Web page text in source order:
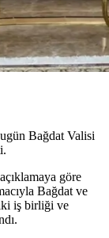
Bağdat Valisi
göre
Bağdat ve
iş birliği ve